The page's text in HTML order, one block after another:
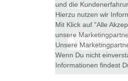
WhatsApp
Vertrag
und die
Hierzu nutzen wir
Mit Klick auf "Alle
unsere
Unsere
Wenn Du nicht
Informationen findest